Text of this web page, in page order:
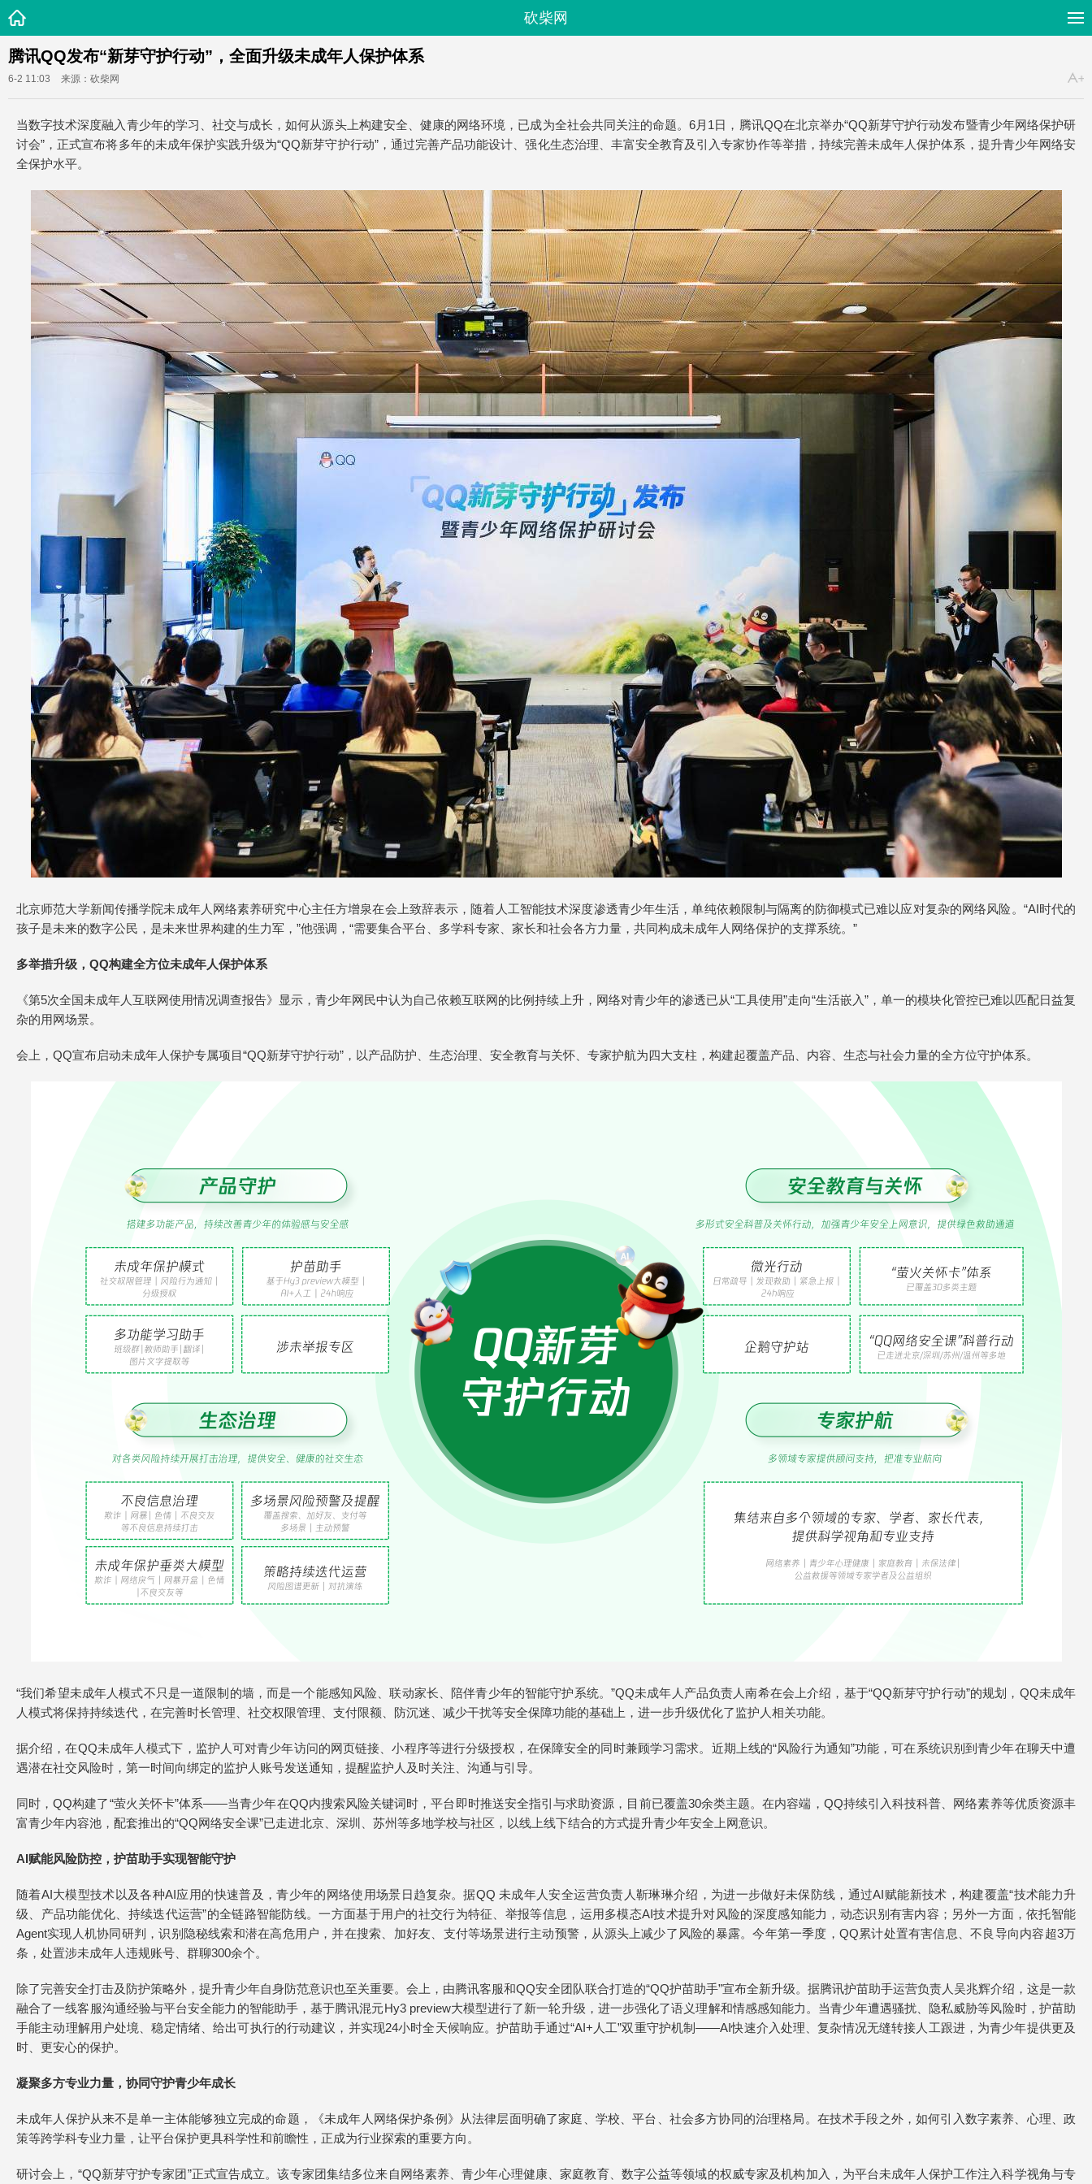
砍柴网
腾讯QQ发布“新芽守护行动”，全面升级未成年人保护体系
6-2 11:03 来源：砍柴网
当数字技术深度融入青少年的学习、社交与成长，如何从源头上构建安全、健康的网络环境，已成为全社会共同关注的命题。6月1日，腾讯QQ在北京举办“QQ新芽守护行动发布暨青少年网络保护研
讨会”，正式宣布将多年的未成年保护实践升级为“QQ新芽守护行动”，通过完善产品功能设计、强化生态治理、丰富安全教育及引入专家协作等举措，持续完善未成年人保护体系，提升青少年网络安
全保护水平。
北京师范大学新闻传播学院未成年人网络素养研究中心主任方增泉在会上致辞表示，随着人工智能技术深度渗透青少年生活，单纯依赖限制与隔离的防御模式已难以应对复杂的网络风险。“AI时代的
孩子是未来的数字公民，是未来世界构建的生力军，”他强调，“需要集合平台、多学科专家、家长和社会各方力量，共同构成未成年人网络保护的支撑系统。”
多举措升级，QQ构建全方位未成年人保护体系
《第5次全国未成年人互联网使用情况调查报告》显示，青少年网民中认为自己依赖互联网的比例持续上升，网络对青少年的渗透已从“工具使用”走向“生活嵌入”，单一的模块化管控已难以匹配日益复
杂的用网场景。
会上，QQ宣布启动未成年人保护专属项目“QQ新芽守护行动”，以产品防护、生态治理、安全教育与关怀、专家护航为四大支柱，构建起覆盖产品、内容、生态与社会力量的全方位守护体系。
“我们希望未成年人模式不只是一道限制的墙，而是一个能感知风险、联动家长、陪伴青少年的智能守护系统。”QQ未成年人产品负责人南希在会上介绍，基于“QQ新芽守护行动”的规划，QQ未成年
人模式将保持持续迭代，在完善时长管理、社交权限管理、支付限额、防沉迷、减少干扰等安全保障功能的基础上，进一步升级优化了监护人相关功能。
据介绍，在QQ未成年人模式下，监护人可对青少年访问的网页链接、小程序等进行分级授权，在保障安全的同时兼顾学习需求。近期上线的“风险行为通知”功能，可在系统识别到青少年在聊天中遭
遇潜在社交风险时，第一时间向绑定的监护人账号发送通知，提醒监护人及时关注、沟通与引导。
同时，QQ构建了“萤火关怀卡”体系——当青少年在QQ内搜索风险关键词时，平台即时推送安全指引与求助资源，目前已覆盖30余类主题。在内容端，QQ持续引入科技科普、网络素养等优质资源丰
富青少年内容池，配套推出的“QQ网络安全课”已走进北京、深圳、苏州等多地学校与社区，以线上线下结合的方式提升青少年安全上网意识。
AI赋能风险防控，护苗助手实现智能守护
随着AI大模型技术以及各种AI应用的快速普及，青少年的网络使用场景日趋复杂。据QQ 未成年人安全运营负责人靳琳琳介绍，为进一步做好未保防线，通过AI赋能新技术，构建覆盖“技术能力升
级、产品功能优化、持续迭代运营”的全链路智能防线。一方面基于用户的社交行为特征、举报等信息，运用多模态AI技术提升对风险的深度感知能力，动态识别有害内容；另外一方面，依托智能
Agent实现人机协同研判，识别隐秘线索和潜在高危用户，并在搜索、加好友、支付等场景进行主动预警，从源头上减少了风险的暴露。今年第一季度，QQ累计处置有害信息、不良导向内容超3万
条，处置涉未成年人违规账号、群聊300余个。
除了完善安全打击及防护策略外，提升青少年自身防范意识也至关重要。会上，由腾讯客服和QQ安全团队联合打造的“QQ护苗助手”宣布全新升级。据腾讯护苗助手运营负责人吴兆辉介绍，这是一款
融合了一线客服沟通经验与平台安全能力的智能助手，基于腾讯混元Hy3 preview大模型进行了新一轮升级，进一步强化了语义理解和情感感知能力。当青少年遭遇骚扰、隐私威胁等风险时，护苗助
手能主动理解用户处境、稳定情绪、给出可执行的行动建议，并实现24小时全天候响应。护苗助手通过“AI+人工”双重守护机制——AI快速介入处理、复杂情况无缝转接人工跟进，为青少年提供更及
时、更安心的保护。
凝聚多方专业力量，协同守护青少年成长
未成年人保护从来不是单一主体能够独立完成的命题，《未成年人网络保护条例》从法律层面明确了家庭、学校、平台、社会多方协同的治理格局。在技术手段之外，如何引入数字素养、心理、政
策等跨学科专业力量，让平台保护更具科学性和前瞻性，正成为行业探索的重要方向。
研讨会上，“QQ新芽守护专家团”正式宣告成立。该专家团集结多位来自网络素养、青少年心理健康、家庭教育、数字公益等领域的权威专家及机构加入，为平台未成年人保护工作注入科学视角与专